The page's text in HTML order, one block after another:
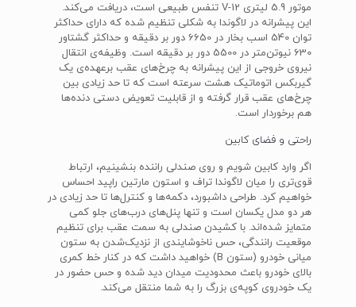
موتور 5.9 لیتری V-12 تنفس طبیعی است، دریافت می‌کند.
این پیشرانه در لاگوندا به شکلی تنظیم شده که دارای حداکثر
توان 540 اسب بخار در 6650 دور بر دقیقه و حداکثر گشتاور
630 نیوتن‌متر در 5500 دور بر دقیقه است. وظیفه‌ی انتقال
نیروی خروجی از این پیشرانه به چرخ‌های عقب برعهده‌ی یک
گیربکس اتوماتیک هشت سرعته است که تا حد زیادی بین
چرخ‌های عقب قرار گرفته و از قابلیت تعویض دستی دنده‌ها
هم برخوردار است.
راحتی و فضای کابین
اگر وارد کابین شویم و روی صندلی راننده بنشینیم، ارتباط
قوی‌تری را میان لاگوندا تراف و استون مارتین راپید احساس
خواهیم کرد. طراحی داشبورد، دکمه‌ها و کنترل‌ها تا حد زیادی در
هر دو مدل یکسان است و تنها پنل‌های درب‌های جلو کمی
متمایز شده‌اند. با کشیدن صندلی به سمت عقب برای تنظیم
موقعیت رانندگی، حس ناخوشایندی از نزدیک‌شدن به ستون
میانی خودرو (ستون B) خواهید داشت که در کنار خط کمری
بالای خودرو باعث محدودیت میدان دید شده و حس حضور در
یک خودروی کوپه‌ی بزرگ را به شما منتقل می‌کند.